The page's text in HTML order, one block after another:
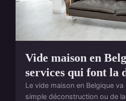
Vide maison en
services qui font la
Le vide maison en Belgique
simple déconstruction ou de